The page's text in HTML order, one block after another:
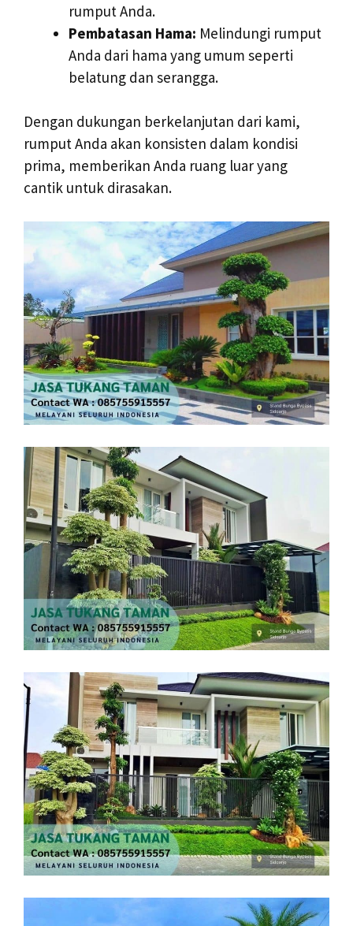
rumput Anda.
Pembatasan Hama: Melindungi rumput
Anda dari hama yang umum seperti
belatung dan serangga.
Dengan dukungan berkelanjutan dari kami,
rumput Anda akan konsisten dalam kondisi
prima, memberikan Anda ruang luar yang
cantik untuk dirasakan.